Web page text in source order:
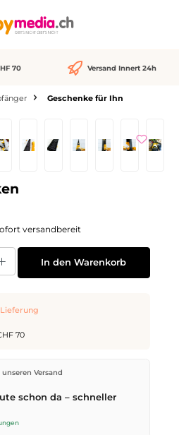
70 Versand Innert 24h
Geschenke für Ihn
versandbereit
Wert ein oder benutze die
In den Warenkorb
70
Lager in Kriens. Ab
Bestellungen bis
versendet – Zustellung am
Schweizerischen Post.
Versand
schon da – schneller